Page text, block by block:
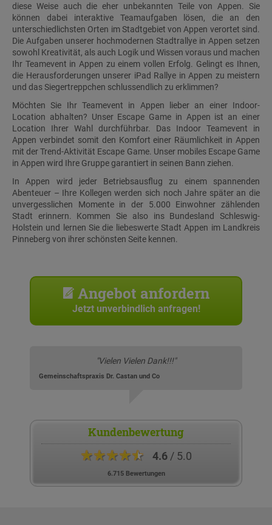
diese Weise auch die eher unbekannten Teile von Appen. Sie
können dabei interaktive Teamaufgaben lösen, die an den
unterschiedlichsten Orten im Stadtgebiet von Appen verortet sind.
Die Aufgaben unserer hochmodernen Stadtrallye in Appen setzen
sowohl Kreativität, als auch Logik und Wissen voraus und machen
Ihr Teamevent in Appen zu einem vollen Erfolg. Gelingt es Ihnen,
die Herausforderungen unserer iPad Rallye in Appen zu meistern
und das Siegertreppchen schlussendlich zu erklimmen?
Möchten Sie Ihr Teamevent in Appen lieber an einer Indoor-
Location abhalten? Unser Escape Game in Appen ist an einer
Location Ihrer Wahl durchführbar. Das Indoor Teamevent in
Appen verbindet somit den Komfort einer Räumlichkeit in Appen
mit der Trend-Aktivität Escape Game. Unser mobiles Escape Game
in Appen wird Ihre Gruppe garantiert in seinen Bann ziehen.
In Appen wird jeder Betriebsausflug zu einem spannenden
Abenteuer – Ihre Kollegen werden sich noch Jahre später an die
unvergesslichen Momente in der 5.000 Einwohner zählenden
Stadt erinnern. Kommen Sie also ins Bundesland Schleswig-
Holstein und lernen Sie die liebeswerte Stadt Appen im Landkreis
Pinneberg von ihrer schönsten Seite kennen.
Angebot anfordern
Jetzt unverbindlich anfragen!
"Vielen Vielen Dank!!!"
Gemeinschaftspraxis Dr. Castan und Co
Kundenbewertung
★★★★★ 4.6/ 5.0
6.715 Bewertungen